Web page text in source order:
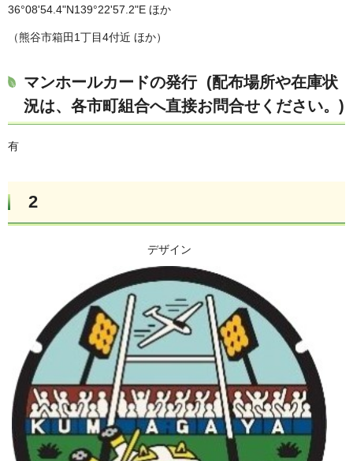
36°08'54.4"N139°22'57.2"E ほか
（熊谷市箱田1丁目4付近 ほか）
マンホールカードの発行 (配布場所や在庫状
況は、各市町組合へ直接お問合せください。)
有
2
デザイン